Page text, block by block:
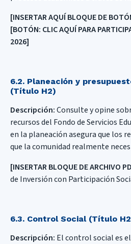
[INSERTAR AQUÍ BLOQUE DE
[BOTÓN: CLIC AQUÍ PARA
2026]
6.2. Planeación y
(Título H2)
Descripción:Consulte y opine
recursos del Fondo de Servicios
en la planeación asegura que los
que la comunidad realmente
[INSERTAR BLOQUE DE ARCHIVO
de Inversión con Participación
6.3. Control Social (Título
Descripción: El control social es